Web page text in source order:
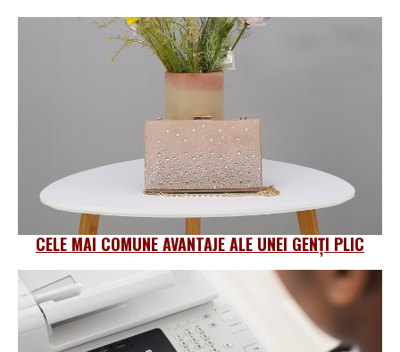
CELE MAI COMUNE AVANTAJE ALE UNEI GENȚI PLIC